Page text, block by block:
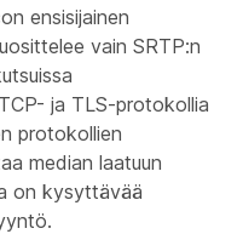
ensisijainen
vain SRTP:n
ja TLS-protokollia
protokollien
median laatuun
on kysyttävää